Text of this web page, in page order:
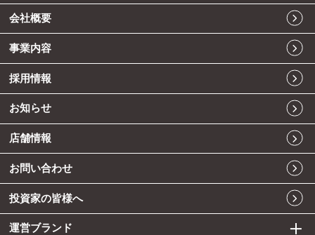
会社概要
事業内容
採用情報
お知らせ
店舗情報
お問い合わせ
投資家の皆様へ
運営ブランド